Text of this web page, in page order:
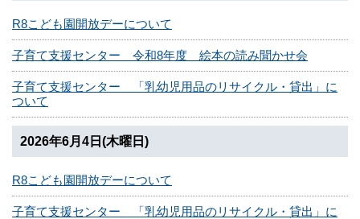
R8こども園開放デーについて
子育て支援センター 令和8年度 絵本の読み聞かせ会
子育て支援センター 「乳幼児用品のリサイクル・貸出」に
ついて
2026年6月4日(木曜日)
R8こども園開放デーについて
子育て支援センター 「乳幼児用品のリサイクル・貸出」に